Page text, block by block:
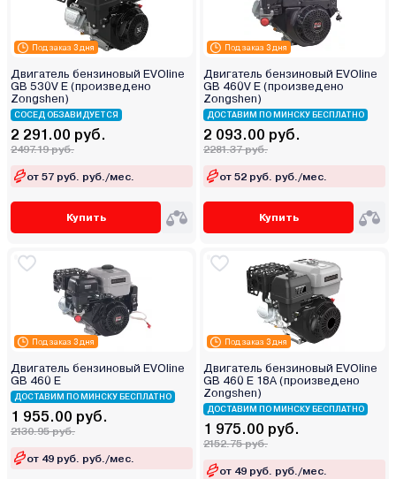
Под заказ 3 дня
Двигатель бензиновый EVOline
GB 530V E (произведено
Zongshen)
СОСЕД ОБЗАВИДУЕТСЯ
2 291.00 руб.
2497.19 руб.
от 57 руб. руб./мес.
Купить
Под заказ 3 дня
Двигатель бензиновый EVOline
GB 460V E (произведено
Zongshen)
ДОСТАВИМ ПО МИНСКУ БЕСПЛАТНО
2 093.00 руб.
2281.37 руб.
от 52 руб. руб./мес.
Купить
Под заказ 3 дня
Двигатель бензиновый EVOline
GB 460 E
ДОСТАВИМ ПО МИНСКУ БЕСПЛАТНО
1 955.00 руб.
2130.95 руб.
от 49 руб. руб./мес.
Под заказ 3 дня
Двигатель бензиновый EVOline
GB 460 E 18А (произведено
Zongshen)
ДОСТАВИМ ПО МИНСКУ БЕСПЛАТНО
1 975.00 руб.
2152.75 руб.
от 49 руб. руб./мес.